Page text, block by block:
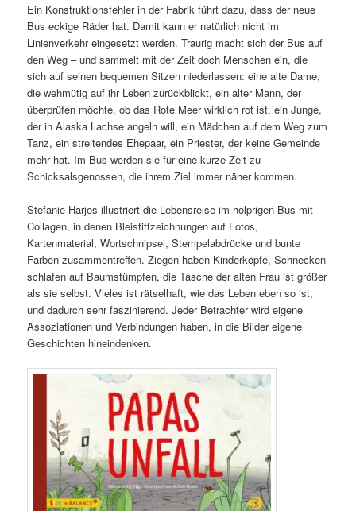
Ein Konstruktionsfehler in der Fabrik führt dazu, dass der neue
Bus eckige Räder hat. Damit kann er natürlich nicht im
Linienverkehr eingesetzt werden. Traurig macht sich der Bus auf
den Weg – und sammelt mit der Zeit doch Menschen ein, die
sich auf seinen bequemen Sitzen niederlassen: eine alte Dame,
die wehmütig auf ihr Leben zurückblickt, ein alter Mann, der
überprüfen möchte, ob das Rote Meer wirklich rot ist, ein Junge,
der in Alaska Lachse angeln will, ein Mädchen auf dem Weg zum
Tanz, ein streitendes Ehepaar, ein Priester, der keine Gemeinde
mehr hat. Im Bus werden sie für eine kurze Zeit zu
Schicksalsgenossen, die ihrem Ziel immer näher kommen.
Stefanie Harjes illustriert die Lebensreise im holprigen Bus mit
Collagen, in denen Bleistiftzeichnungen auf Fotos,
Kartenmaterial, Wortschnipsel, Stempelabdrücke und bunte
Farben zusammentreffen. Ziegen haben Kinderköpfe, Schnecken
schlafen auf Baumstümpfen, die Tasche der alten Frau ist größer
als sie selbst. Vieles ist rätselhaft, wie das Leben eben so ist,
und dadurch sehr faszinierend. Jeder Betrachter wird eigene
Assoziationen und Verbindungen haben, in die Bilder eigene
Geschichten hineindenken.